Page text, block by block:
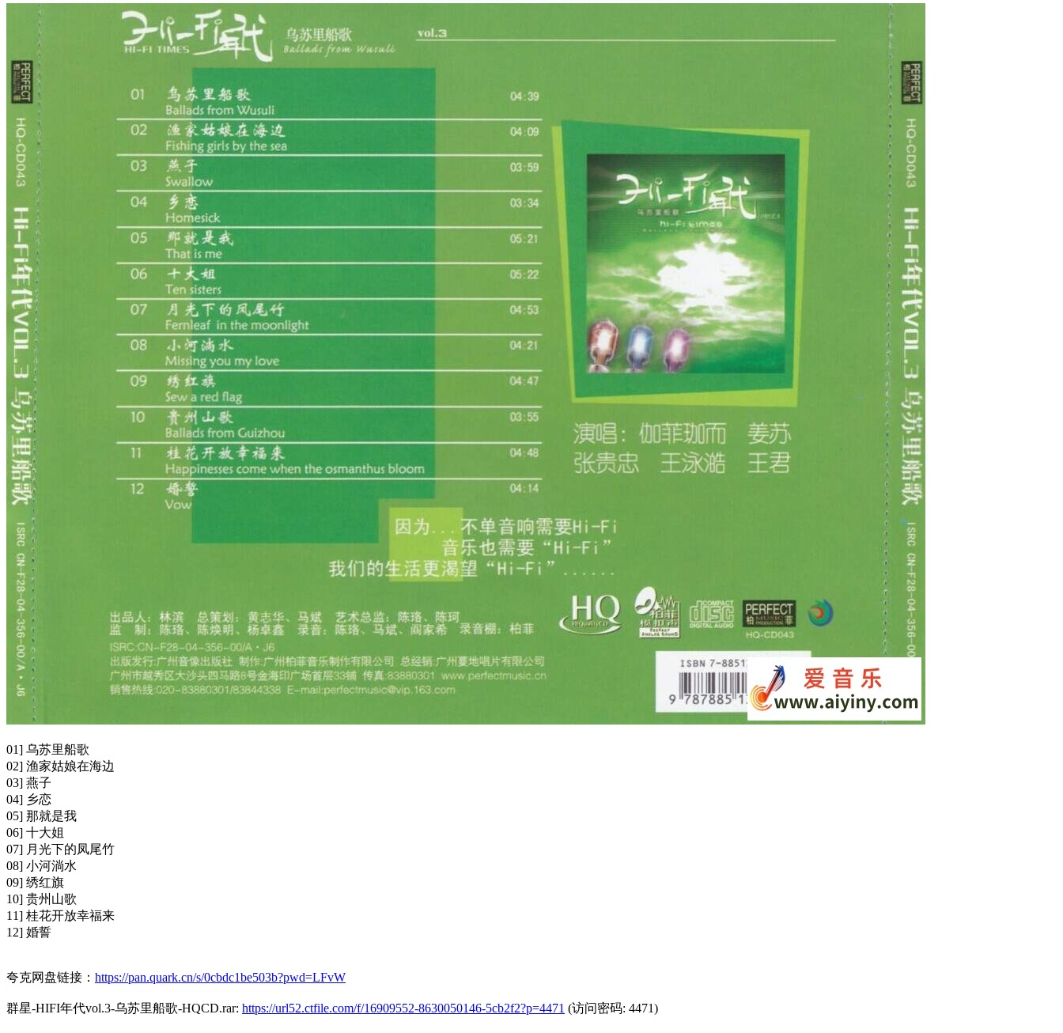
01] 乌苏里船歌
02] 渔家姑娘在海边
03] 燕子
04] 乡恋
05] 那就是我
06] 十大姐
07] 月光下的凤尾竹
08] 小河淌水
09] 绣红旗
10] 贵州山歌
11] 桂花开放幸福来
12] 婚誓
夸克网盘链接： https://pan.quark.cn/s/0cbdc1be503b?pwd=LFvW
群星-HIFI年代vol.3-乌苏里船歌-HQCD.rar: https://url52.ctfile.com/f/16909552-8630050146-5cb2f2?p=4471 (访问密码: 4471)